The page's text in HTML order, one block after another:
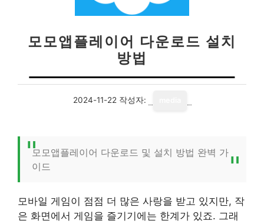
모모앱플레이어 다운로드 설치
방법
2024-11-22 작성자:
모모앱플레이어 다운로드 및 설치 방법 완벽 가
이드
모바일 게임이 점점 더 많은 사랑을 받고 있지만, 작
은 화면에서 게임을 즐기기에는 한계가 있죠. 그래